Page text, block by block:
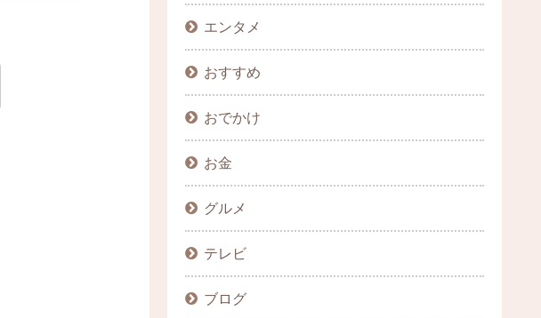
エンタメ
おすすめ
おでかけ
お金
グルメ
テレビ
ブログ